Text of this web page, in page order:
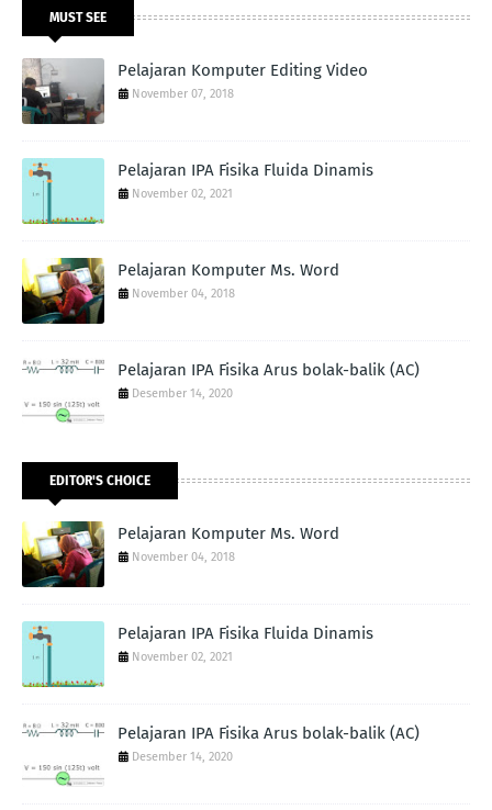
MUST SEE
Pelajaran Komputer Editing Video
November 07, 2018
Pelajaran IPA Fisika Fluida Dinamis
November 02, 2021
Pelajaran Komputer Ms. Word
November 04, 2018
Pelajaran IPA Fisika Arus bolak-balik (AC)
Desember 14, 2020
EDITOR'S CHOICE
Pelajaran Komputer Ms. Word
November 04, 2018
Pelajaran IPA Fisika Fluida Dinamis
November 02, 2021
Pelajaran IPA Fisika Arus bolak-balik (AC)
Desember 14, 2020